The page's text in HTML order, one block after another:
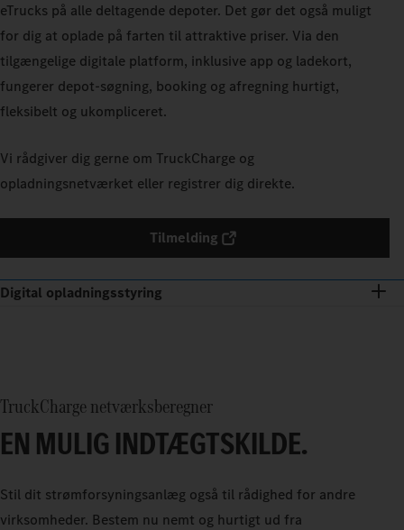
eTrucks på alle deltagende depoter. Det gør det også muligt
for dig at oplade på farten til attraktive priser. Via den
tilgængelige digitale platform, inklusive app og ladekort,
fungerer depot-søgning, booking og afregning hurtigt,
fleksibelt og ukompliceret.
Vi rådgiver dig gerne om TruckCharge og
opladningsnetværket eller registrer dig direkte.
Tilmelding
Digital opladningsstyring
TruckCharge netværksberegner
EN MULIG INDTÆGTSKILDE.
Stil dit strømforsyningsanlæg også til rådighed for andre
virksomheder. Bestem nu nemt og hurtigt ud fra